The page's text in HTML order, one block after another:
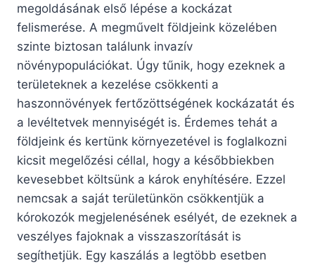
megoldásának első lépése a kockázat
felismerése. A megművelt földjeink közelében
szinte biztosan találunk invazív
növénypopulációkat. Úgy tűnik, hogy ezeknek a
területeknek a kezelése csökkenti a
haszonnövények fertőzöttségének kockázatát és
a levéltetvek mennyiségét is. Érdemes tehát a
földjeink és kertünk környezetével is foglalkozni
kicsit megelőzési céllal, hogy a későbbiekben
kevesebbet költsünk a károk enyhítésére. Ezzel
nemcsak a saját területünkön csökkentjük a
kórokozók megjelenésének esélyét, de ezeknek a
veszélyes fajoknak a visszaszorítását is
segíthetjük. Egy kaszálás a legtöbb esetben